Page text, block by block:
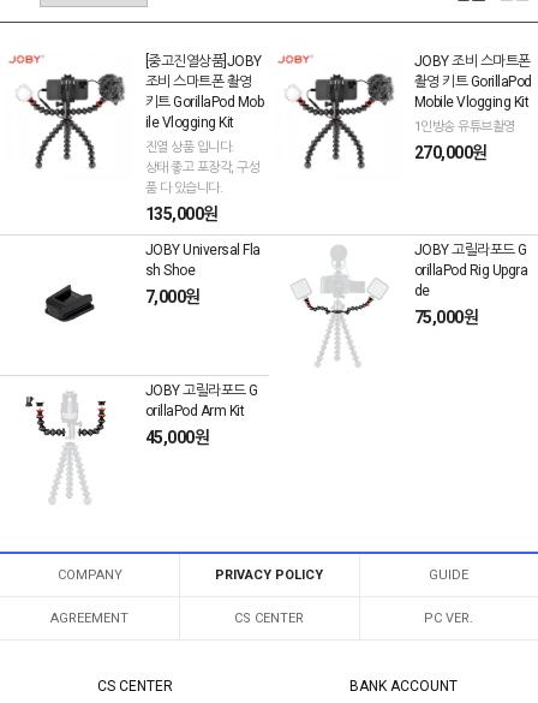
[중고진열상품]JOBY
조비 스마트폰 촬영
키트 GorillaPod Mob
ile Vlogging Kit
진열 상품 입니다.
상태 좋고 포장각, 구성
품 다 있습니다.
135,000원
JOBY 조비 스마트폰
촬영 키트 GorillaPod
Mobile Vlogging Kit
1인방송 유튜브촬영
270,000원
JOBY Universal Fla
sh Shoe
7,000원
JOBY 고릴라포드 G
orillaPod Rig Upgra
de
75,000원
JOBY 고릴라포드 G
orillaPod Arm Kit
45,000원
COMPANY PRIVACY POLICY GUIDE
AGREEMENT CS CENTER PC VER.
CS CENTER BANK ACCOUNT